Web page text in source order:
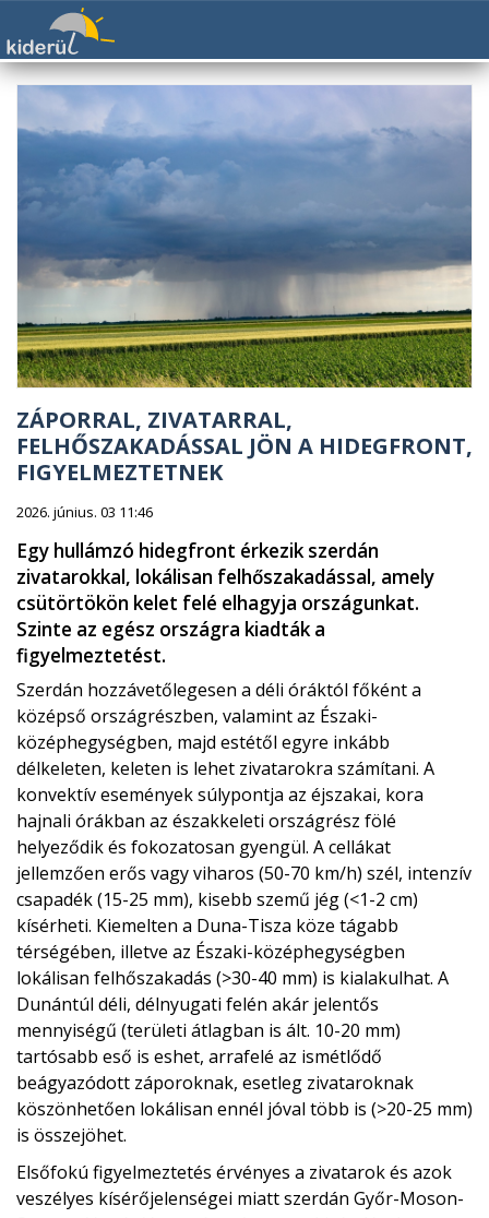
ZÁPORRAL, ZIVATARRAL,
FELHŐSZAKADÁSSAL JÖN A HIDEGFRONT,
FIGYELMEZTETNEK
2026. június. 03 11:46
Egy hullámzó hidegfront érkezik szerdán
zivatarokkal, lokálisan felhőszakadással, amely
csütörtökön kelet felé elhagyja országunkat.
Szinte az egész országra kiadták a
figyelmeztetést.
Szerdán hozzávetőlegesen a déli óráktól főként a
középső országrészben, valamint az Északi-
középhegységben, majd estétől egyre inkább
délkeleten, keleten is lehet zivatarokra számítani. A
konvektív események súlypontja az éjszakai, kora
hajnali órákban az északkeleti országrész fölé
helyeződik és fokozatosan gyengül. A cellákat
jellemzően erős vagy viharos (50-70 km/h) szél, intenzív
csapadék (15-25 mm), kisebb szemű jég (<1-2 cm)
kísérheti. Kiemelten a Duna-Tisza köze tágabb
térségében, illetve az Északi-középhegységben
lokálisan felhőszakadás (>30-40 mm) is kialakulhat. A
Dunántúl déli, délnyugati felén akár jelentős
mennyiségű (területi átlagban is ált. 10-20 mm)
tartósabb eső is eshet, arrafelé az ismétlődő
beágyazódott záporoknak, esetleg zivataroknak
köszönhetően lokálisan ennél jóval több is (>20-25 mm)
is összejöhet.
Elsőfokú figyelmeztetés érvényes a zivatarok és azok
veszélyes kísérőjelenségei miatt szerdán Győr-Moson-